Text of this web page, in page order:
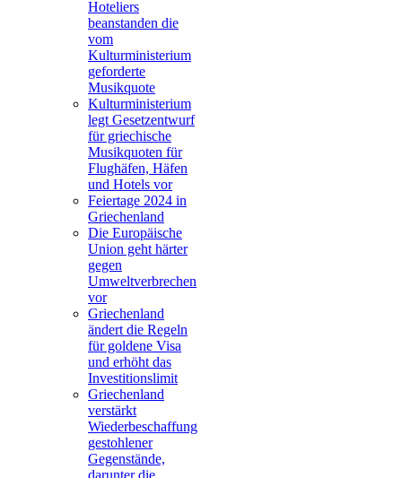
Hoteliers
beanstanden die
vom
Kulturministerium
geforderte
Musikquote
Kulturministerium
legt Gesetzentwurf
für griechische
Musikquoten für
Flughäfen, Häfen
und Hotels vor
Feiertage 2024 in
Griechenland
Die Europäische
Union geht härter
gegen
Umweltverbrechen
vor
Griechenland
ändert die Regeln
für goldene Visa
und erhöht das
Investitionslimit
Griechenland
verstärkt
Wiederbeschaffung
gestohlener
Gegenstände,
darunter die